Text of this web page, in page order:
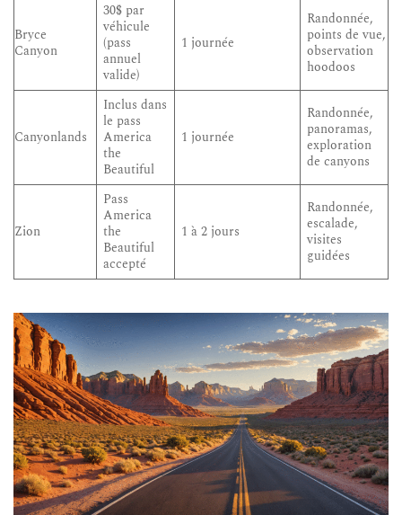
Bryce
Canyon
30$ par
véhicule
(pass
annuel
valide)
1 journée
Randonnée,
points de vue,
observation
hoodoos
Canyonlands
Inclus dans
le pass
America
the
Beautiful
1 journée
Randonnée,
panoramas,
exploration
de canyons
Zion
Pass
America
the
Beautiful
accepté
1 à 2 jours
Randonnée,
escalade,
visites
guidées